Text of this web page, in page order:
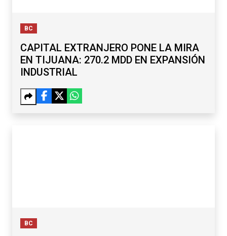
BC
CAPITAL EXTRANJERO PONE LA MIRA
EN TIJUANA: 270.2 MDD EN EXPANSIÓN
INDUSTRIAL
BC